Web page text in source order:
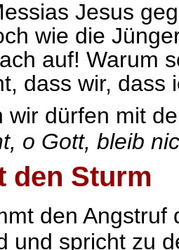
Jesus
wie die
auf! Warum
dass wir, dass
wir dürfen mit
o Gott, bleib
den Sturm
den
und spricht zu